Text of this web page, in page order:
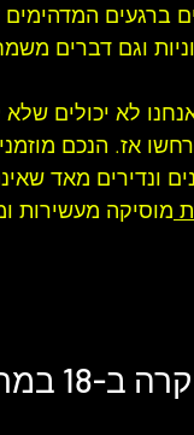
ברגעים
וגם דברים
לא יכולים
אז. הנכם
ונדירים מאד
מוסיקה מעשירות
(18.3) בעולם של